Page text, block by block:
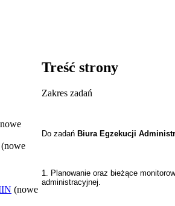
(nowe
(nowe
Treść strony
Zakres zadań
Do zadań Biura Egzekucji
1. Planowanie oraz bieżące
administracyjnej.